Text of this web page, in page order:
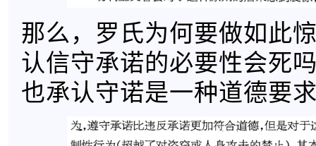
那么，罗氏为何要做如此
认信守承诺的必要性会死
也承认守诺是一种道德要